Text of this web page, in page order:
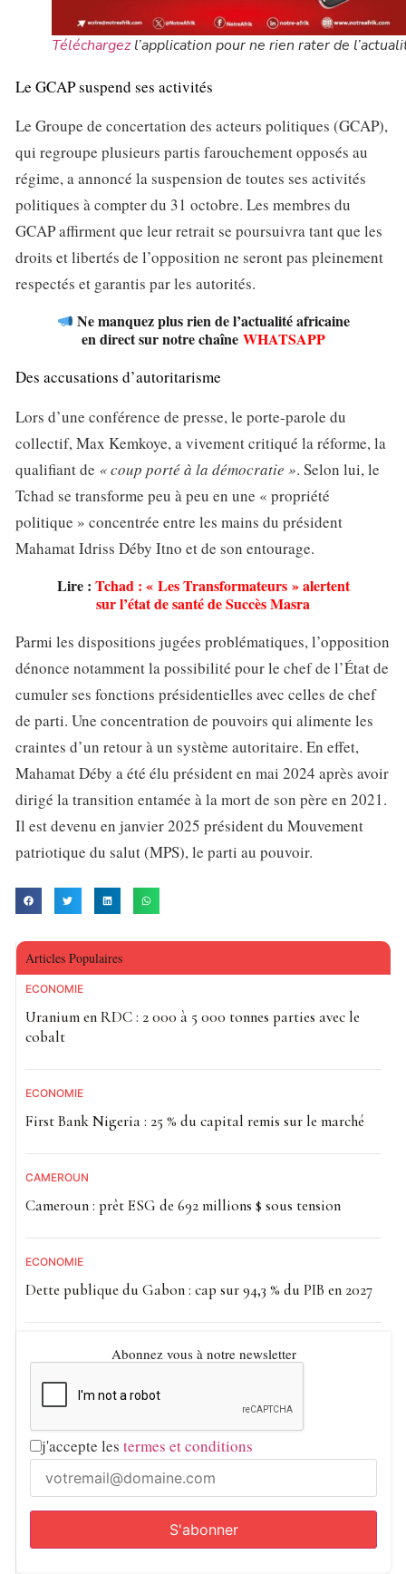
Téléchargezl’application pour ne rien rater de
Le GCAP suspend ses activités
Le Groupe de concertation des acteurs politiques (GCAP),
qui regroupe plusieurs partis farouchement opposés au
régime, a annoncé la suspension de toutes ses activités
politiques à compter du 31 octobre. Les membres du
GCAP affirment que leur retrait se poursuivra tant que les
droits et libertés de l’opposition ne seront pas pleinement
respectés et garantis par les autorités.
Ne manquez plus rien de l’actualité africaine
en direct sur notre chaîne WHATSAPP
Des accusations d’autoritarisme
Lors d’une conférence de presse, le porte-parole du
collectif, Max Kemkoye, a vivement critiqué la réforme, la
qualifiant de « coup porté à la démocratie ». Selon lui, le
Tchad se transforme peu à peu en une « propriété
politique » concentrée entre les mains du président
Mahamat Idriss Déby Itno et de son entourage.
Lire : Tchad : « Les Transformateurs » alertent
sur l’état de santé de Succès Masra
Parmi les dispositions jugées problématiques, l’opposition
dénonce notamment la possibilité pour le chef de l’État de
cumuler ses fonctions présidentielles avec celles de chef
de parti. Une concentration de pouvoirs qui alimente les
craintes d’un retour à un système autoritaire. En effet,
Mahamat Déby a été élu président en mai 2024 après avoir
dirigé la transition entamée à la mort de son père en 2021.
Il est devenu en janvier 2025 président du Mouvement
patriotique du salut (MPS), le parti au pouvoir.
Articles Populaires
ECONOMIE
Uranium en RDC : 2 000 à 5 000 tonnes parties avec le
cobalt
ECONOMIE
First Bank Nigeria : 25 % du capital remis sur le marché
CAMEROUN
Cameroun : prêt ESG de 692 millions $ sous tension
ECONOMIE
Dette publique du Gabon : cap sur 94,3 % du PIB en 2027
Abonnez vous à notre newsletter
j'accepte les termes et conditions